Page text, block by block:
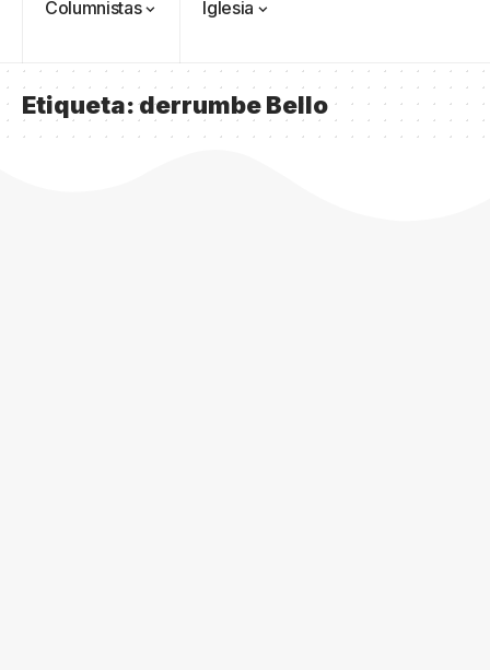
Columnistas Iglesia
Etiqueta:derrumbe Bello